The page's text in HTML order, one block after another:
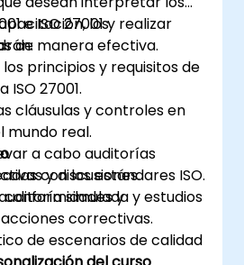
e ISO 27001 y realizar
de manera efectiva.
los
principios y requisitos de
ISO 27001.
cláusulas y controles en
mundo real.
a cabo auditorías
con los estándares ISO.
y
correctivas.
y discusiones.
simulada y estudios
de escenarios de calidad